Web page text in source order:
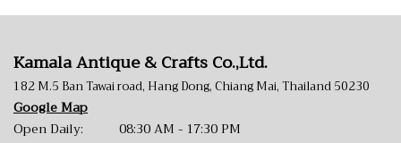
Kamala Antique & Crafts Co.,Ltd.
182 M.5 Ban Tawai road, Hang Dong, Chiang Mai, Thailand 50230
Google Map
Open Daily: 08:30 AM - 17:30 PM